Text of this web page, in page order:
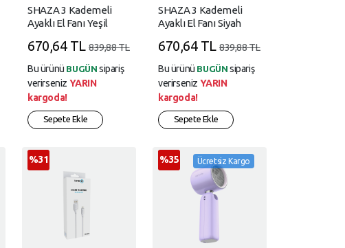
SHAZA 3 Kademeli
Ayaklı El Fanı Yeşil
670,64 TL 839,88 TL
Bu ürünü BUGÜN sipariş
verirseniz YARIN
kargoda!
Sepete Ekle
SHAZA 3 Kademeli
Ayaklı El Fanı Siyah
670,64 TL 839,88 TL
Bu ürünü BUGÜN sipariş
verirseniz YARIN
kargoda!
Sepete Ekle
%31 Ücretsiz Kargo
%35